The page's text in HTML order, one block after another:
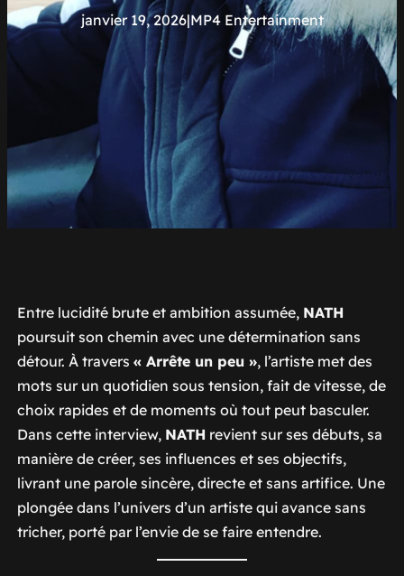
janvier 19, 2026|MP4 Entertainment
Entre lucidité brute et ambition assumée, NATH
poursuit son chemin avec une détermination sans
détour. À travers « Arrête un peu », l’artiste met des
mots sur un quotidien sous tension, fait de vitesse, de
choix rapides et de moments où tout peut basculer.
Dans cette interview, NATH revient sur ses débuts, sa
manière de créer, ses influences et ses objectifs,
livrant une parole sincère, directe et sans artifice. Une
plongée dans l’univers d’un artiste qui avance sans
tricher, porté par l’envie de se faire entendre.